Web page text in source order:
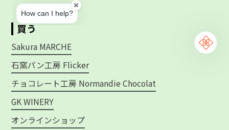
買う
Sakura MARCHE
石窯パン工房 Flicker
チョコレート工房 Normandie Chocolat
GK WINERY
オンラインショップ